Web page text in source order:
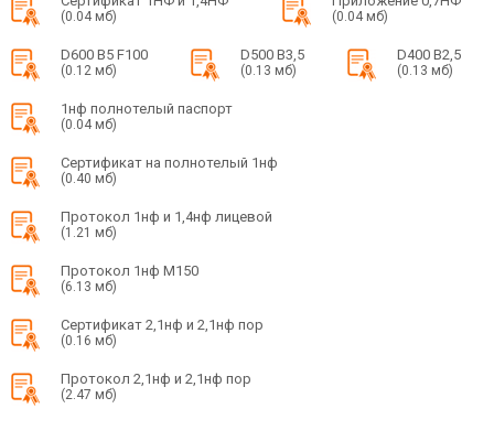
(0.04 мб) (0.04 мб)
D600 B5 F100
(0.12 мб)
D500 B3,5
(0.13 мб)
D400 B2,5
(0.13 мб)
1нф полнотелый паспорт
(0.04 мб)
Сертификат на полнотелый 1нф
(0.40 мб)
Протокол 1нф и 1,4нф лицевой
(1.21 мб)
Протокол 1нф М150
(6.13 мб)
Сертификат 2,1нф и 2,1нф пор
(0.16 мб)
Протокол 2,1нф и 2,1нф пор
(2.47 мб)